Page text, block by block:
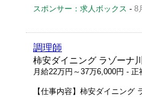
スポンサー：求人ボックス - 8
調理師
柿安ダイニング ラゾーナ
月給22万円～37万6,000円 - 正
【仕事内容】柿安ダイニン